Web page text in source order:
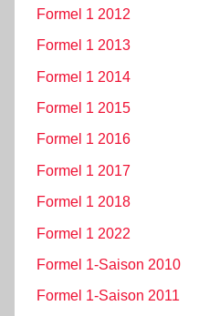
Formel 1 2012
Formel 1 2013
Formel 1 2014
Formel 1 2015
Formel 1 2016
Formel 1 2017
Formel 1 2018
Formel 1 2022
Formel 1-Saison 2010
Formel 1-Saison 2011